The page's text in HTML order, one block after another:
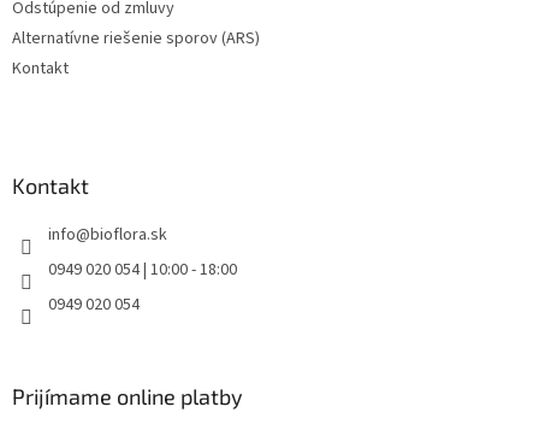
Odstúpenie od zmluvy
Alternatívne riešenie sporov (ARS)
Kontakt
Kontakt
info@bioflora.sk
0949 020 054 | 10:00 - 18:00
0949 020 054
Prijímame online platby